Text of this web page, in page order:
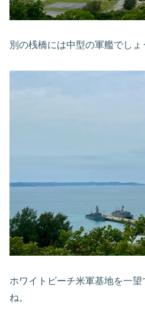
別の桟橋には中型の軍艦でしょ
ホワイトビーチ米軍基地を一
ね。